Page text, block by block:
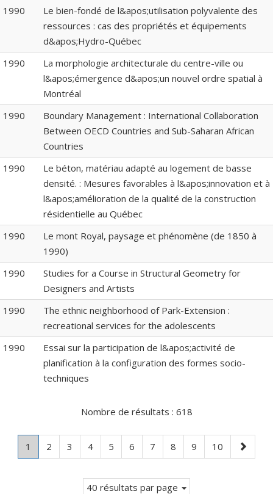
1990
Le bien-fondé de l&apos;utilisation polyvalente des
ressources : cas des propriétés et équipements
d&apos;Hydro-Québec
1990
La morphologie architecturale du centre-ville ou
l&apos;émergence d&apos;un nouvel ordre spatial à
Montréal
1990
Boundary Management : International Collaboration
Between OECD Countries and Sub-Saharan African
Countries
1990
Le béton, matériau adapté au logement de basse
densité. : Mesures favorables à l&apos;innovation et à
l&apos;amélioration de la qualité de la construction
résidentielle au Québec
1990
Le mont Royal, paysage et phénomène (de 1850 à
1990)
1990
Studies for a Course in Structural Geometry for
Designers and Artists
1990
The ethnic neighborhood of Park-Extension :
recreational services for the adolescents
1990
Essai sur la participation de l&apos;activité de
planification à la configuration des formes socio-
techniques
Nombre de résultats : 618
Page
1
Page
Page
2 Page
3 Page
4 Page
5 Page
6 Page
7 Page
8 Page
9 Page
10
Page
suivante
40 résultats par page